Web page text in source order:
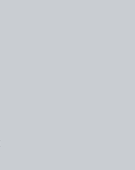
проект
в РСО-Алания
в РСО-Алания